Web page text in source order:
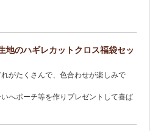
るやかブーツカットデザイン～
てた新作登場！『ニッポンの技×ア
開≫
のハギレカットクロス福袋セッ
がたくさんで、色合わせが楽しみで
へポーチ等を作りプレゼントして喜ば